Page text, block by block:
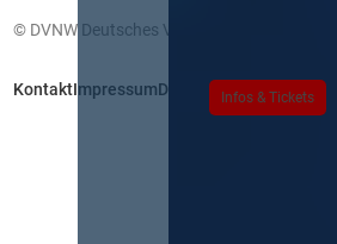
Infos & Tickets
© DVNW Deutsches Vergabenetzwerk GmbH
KontaktImpressumDatenschutz